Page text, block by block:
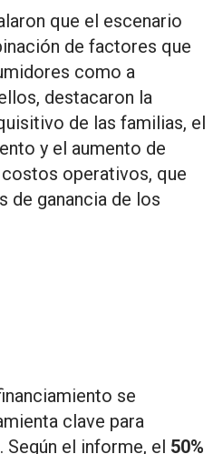
que el escenario
de factores que
como a
destacaron la
de las familias, el
y el aumento de
operativos, que
de ganancia de los
se
clave para
el informe, el 50%